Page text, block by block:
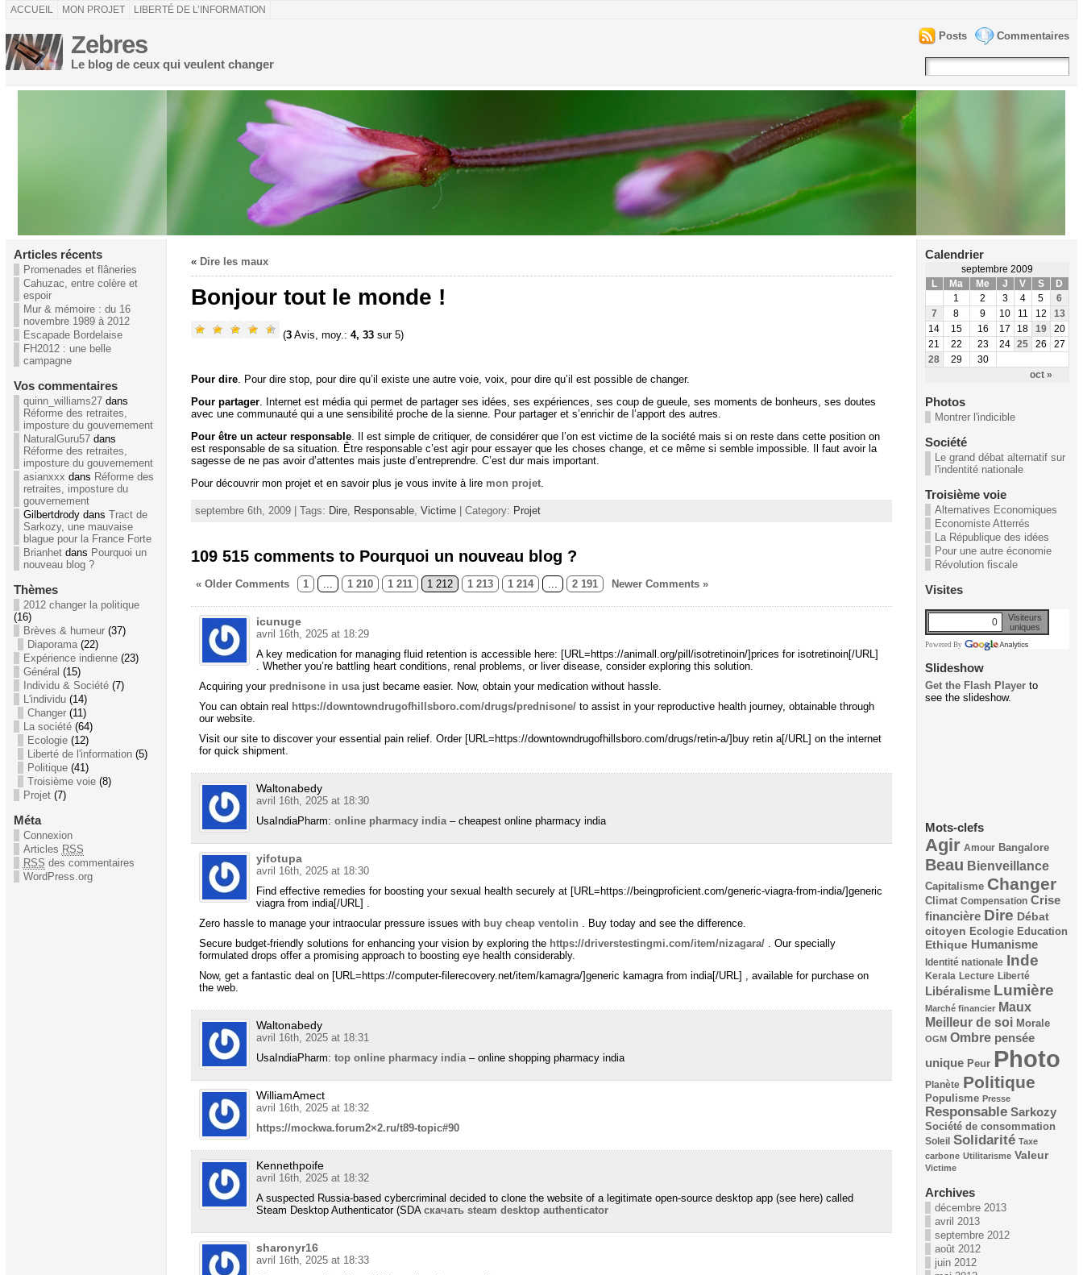
ACCUEIL MON PROJET LIBERTÉ DE L’INFORMATION
Zebres
Le blog de ceux qui veulent changer
Commentaires
Posts
Articles récents
Promenades et flâneries
Cahuzac, entre colère et
espoir
Mur & mémoire : du 16
novembre 1989 à 2012
Escapade Bordelaise
FH2012 : une belle
campagne
Vos commentaires
quinn_williams27dans
Réforme des retraites,
imposture du gouvernement
NaturalGuru57dans
Réforme des retraites,
imposture du gouvernement
asianxxx dans Réforme des
retraites, imposture du
gouvernement
Gilbertdrody dans Tract de
Sarkozy, une mauvaise
blague pour la France Forte
Brianhetdans Pourquoi un
nouveau blog ?
Thèmes
2012 changer la politique
(16)
Brèves & humeur(37)
Diaporama(22)
Expérience indienne(23)
Général (15)
Individu & Société(7)
L'individu(14)
Changer(11)
La société(64)
Ecologie(12)
Liberté de l'information(5)
Politique(41)
Troisième voie(8)
Projet(7)
Méta
Connexion
Articles RSS
RSS des commentaires
WordPress.org
« Dire les maux
Bonjour tout le monde !
(3Avis, moy.: 4, 33sur 5)
Pour dire. Pour dire stop, pour dire qu’il existe une autre voie, voix, pour dire qu’il est possible de changer.
Pour partager. Internet est média qui permet de partager ses idées, ses expériences, ses coup de gueule, ses moments de bonheurs, ses doutes
avec une communauté qui a une sensibilité proche de la sienne. Pour partager et s’enrichir de l’apport des autres.
Pour être un acteur responsable. Il est simple de critiquer, de considérer que l’on est victime de la société mais si on reste dans cette position on
est responsable de sa situation. Être responsable c’est agir pour essayer que les choses change, et ce même si semble impossible. Il faut avoir la
sagesse de ne pas avoir d’attentes mais juste d’entreprendre. C’est dur mais important.
Pour découvrir mon projet et en savoir plus je vous invite à lire mon projet.
septembre 6th, 2009 | Tags: Dire, Responsable, Victime| Category: Projet
109 515 comments to Pourquoi un nouveau blog ?
« Older Comments 1 1 210 1 211 1 212 1 213 1 214 2 191 Newer Comments »
icunuge
avril 16th, 2025 at 18:29
A key medication for managing fluid retention is accessible here: [URL=https://animall.org/pill/isotretinoin/]prices for isotretinoin[/URL]
. Whether you’re battling heart conditions, renal problems, or liver disease, consider exploring this solution.
Acquiring your prednisone in usajust became easier. Now, obtain your medication without hassle.
You can obtain real https://downtowndrugofhillsboro.com/drugs/prednisone/to assist in your reproductive health journey, obtainable through
our website.
Visit our site to discover your essential pain relief. Order [URL=https://downtowndrugofhillsboro.com/drugs/retin-a/]buy retin a[/URL] on the internet
for quick shipment.
Waltonabedy
avril 16th, 2025 at 18:30
UsaIndiaPharm: online pharmacy india– cheapest online pharmacy india
yifotupa
avril 16th, 2025 at 18:30
Find effective remedies for boosting your sexual health securely at [URL=https://beingproficient.com/generic-viagra-from-india/]generic
viagra from india[/URL] .
Zero hassle to manage your intraocular pressure issues with buy cheap ventolin . Buy today and see the difference.
Secure budget-friendly solutions for enhancing your vision by exploring the https://driverstestingmi.com/item/nizagara/. Our specially
formulated drops offer a promising approach to boosting eye health considerably.
Now, get a fantastic deal on [URL=https://computer-filerecovery.net/item/kamagra/]generic kamagra from india[/URL] , available for purchase on
the web.
Waltonabedy
avril 16th, 2025 at 18:31
UsaIndiaPharm: top online pharmacy india– online shopping pharmacy india
WilliamAmect
avril 16th, 2025 at 18:32
https://mockwa.forum2×2.ru/t89-topic#90
Kennethpoife
avril 16th, 2025 at 18:32
A suspected Russia-based cybercriminal decided to clone the website of a legitimate open-source desktop app (see here) called
Steam Desktop Authenticator (SDA скачать steam desktop authenticator
sharonyr16
avril 16th, 2025 at 18:33
Calendrier
septembre 2009
L
Ma Me J V S D
oct »
1 2 3 4 5
6
7
8 9 10 11 12
13
14
15 16 17 18 19
20
21
22 23 24 25 26
27
28
29 30
Photos
Montrer l'indicible
Société
Le grand débat alternatif sur
l'indentité nationale
Troisième voie
Alternatives Economiques
Economiste Atterrés
La République des idées
Pour une autre économie
Révolution fiscale
Visites
0
Visiteurs
uniques
Powered By
Slideshow
Get the Flash Playerto
see the slideshow.
Mots-clefs
Agir Amour Bangalore
Beau Bienveillance
Capitalisme Changer
Climat Compensation Crise
financière Dire Débat
citoyen Ecologie Education
Ethique Humanisme
Identité nationale Inde
Kerala Lecture Liberté
Libéralisme Lumière
Marché financier Maux
Meilleur de soi Morale
OGM Ombre pensée
unique Peur Photo
Planète Politique
Populisme Presse
Responsable Sarkozy
Société de consommation
Soleil Solidarité Taxe
carbone Utilitarisme Valeur
Victime
Archives
décembre 2013
avril 2013
septembre 2012
août 2012
juin 2012